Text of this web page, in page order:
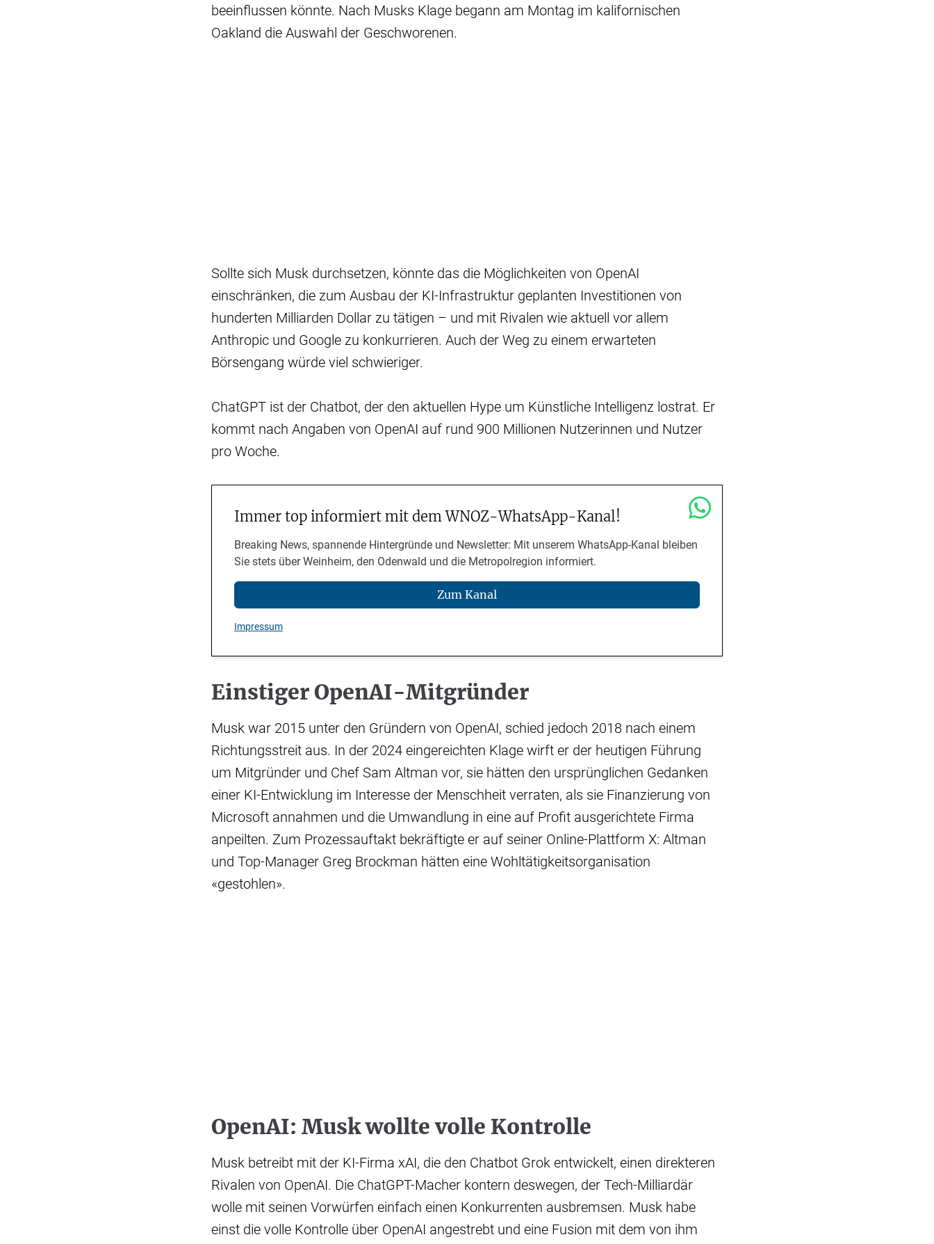
beeinflussen könnte. Nach Musks Klage begann am Montag im kalifornischen
Oakland die Auswahl der Geschworenen.
Sollte sich Musk durchsetzen, könnte das die Möglichkeiten von OpenAI
einschränken, die zum Ausbau der KI-Infrastruktur geplanten Investitionen von
hunderten Milliarden Dollar zu tätigen – und mit Rivalen wie aktuell vor allem
Anthropic und Google zu konkurrieren. Auch der Weg zu einem erwarteten
Börsengang würde viel schwieriger.
ChatGPT ist der Chatbot, der den aktuellen Hype um Künstliche Intelligenz lostrat. Er
kommt nach Angaben von OpenAI auf rund 900 Millionen Nutzerinnen und Nutzer
pro Woche.
Immer top informiert mit dem WNOZ-WhatsApp-Kanal!
Breaking News, spannende Hintergründe und Newsletter: Mit unserem WhatsApp-Kanal bleiben
Sie stets über Weinheim, den Odenwald und die Metropolregion informiert.
Zum Kanal
Impressum
Einstiger OpenAI-Mitgründer
Musk war 2015 unter den Gründern von OpenAI, schied jedoch 2018 nach einem
Richtungsstreit aus. In der 2024 eingereichten Klage wirft er der heutigen Führung
um Mitgründer und Chef Sam Altman vor, sie hätten den ursprünglichen Gedanken
einer KI-Entwicklung im Interesse der Menschheit verraten, als sie Finanzierung von
Microsoft annahmen und die Umwandlung in eine auf Profit ausgerichtete Firma
anpeilten. Zum Prozessauftakt bekräftigte er auf seiner Online-Plattform X: Altman
und Top-Manager Greg Brockman hätten eine Wohltätigkeitsorganisation
«gestohlen».
OpenAI: Musk wollte volle Kontrolle
Musk betreibt mit der KI-Firma xAI, die den Chatbot Grok entwickelt, einen direkteren
Rivalen von OpenAI. Die ChatGPT-Macher kontern deswegen, der Tech-Milliardär
wolle mit seinen Vorwürfen einfach einen Konkurrenten ausbremsen. Musk habe
einst die volle Kontrolle über OpenAI angestrebt und eine Fusion mit dem von ihm